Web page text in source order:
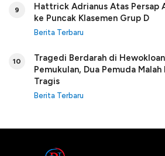
9
Hattrick Adrianus Atas Persap
ke Puncak Klasemen Grup D
Berita Terbaru
10
Tragedi Berdarah di
Pemukulan, Dua Pemuda
Tragis
Berita Terbaru